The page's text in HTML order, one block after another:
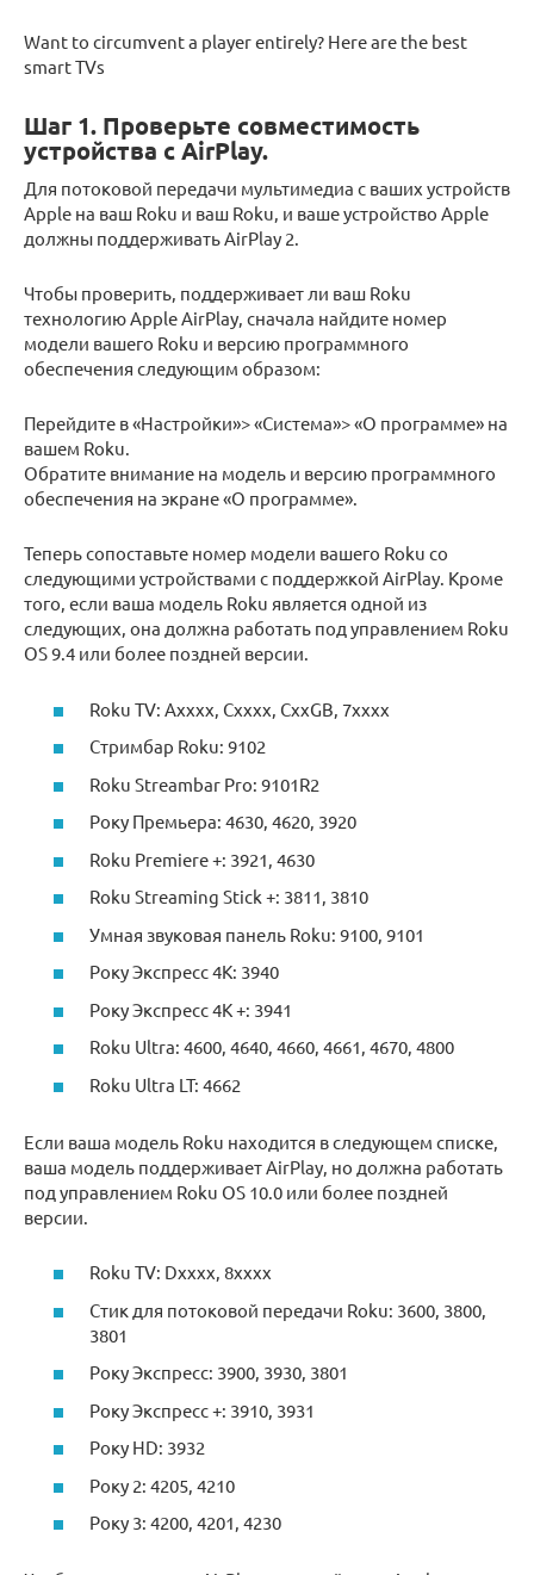
Want to circumvent a player entirely? Here are the best
smart TVs
Шаг 1. Проверьте совместимость
устройства с AirPlay.
Для потоковой передачи мультимедиа с ваших устройств
Apple на ваш Roku и ваш Roku, и ваше устройство Apple
должны поддерживать AirPlay 2.
Чтобы проверить, поддерживает ли ваш Roku
технологию Apple AirPlay, сначала найдите номер
модели вашего Roku и версию программного
обеспечения следующим образом:
Перейдите в «Настройки»> «Система»> «О программе» на
вашем Roku.
Обратите внимание на модель и версию программного
обеспечения на экране «О программе».
Теперь сопоставьте номер модели вашего Roku со
следующими устройствами с поддержкой AirPlay. Кроме
того, если ваша модель Roku является одной из
следующих, она должна работать под управлением Roku
OS 9.4 или более поздней версии.
Roku TV: Axxxx, Cxxxx, CxxGB, 7xxxx
Стримбар Roku: 9102
Roku Streambar Pro: 9101R2
Року Премьера: 4630, 4620, 3920
Roku Premiere +: 3921, 4630
Roku Streaming Stick +: 3811, 3810
Умная звуковая панель Roku: 9100, 9101
Року Экспресс 4K: 3940
Року Экспресс 4K +: 3941
Roku Ultra: 4600, 4640, 4660, 4661, 4670, 4800
Roku Ultra LT: 4662
Если ваша модель Roku находится в следующем списке,
ваша модель поддерживает AirPlay, но должна работать
под управлением Roku OS 10.0 или более поздней
версии.
Roku TV: Dxxxx, 8xxxx
Стик для потоковой передачи Roku: 3600, 3800,
3801
Року Экспресс: 3900, 3930, 3801
Року Экспресс +: 3910, 3931
Року HD: 3932
Року 2: 4205, 4210
Року 3: 4200, 4201, 4230